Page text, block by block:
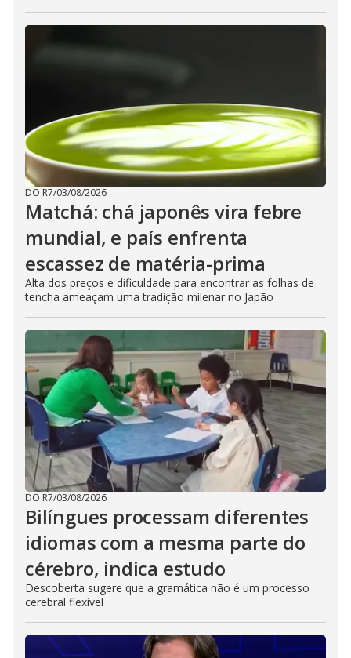
DO R7/03/08/2026
Matchá: chá japonês vira febre
mundial, e país enfrenta
escassez de matéria-prima
Alta dos preços e dificuldade para encontrar as folhas de
tencha ameaçam uma tradição milenar no Japão
DO R7/03/08/2026
Bilíngues processam diferentes
idiomas com a mesma parte do
cérebro, indica estudo
Descoberta sugere que a gramática não é um processo
cerebral flexível